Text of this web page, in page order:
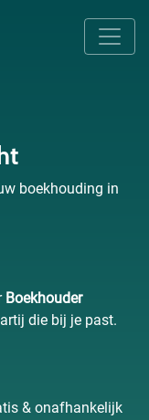
boekhouding in
Boekhouder
die bij je past.
& onafhankelijk